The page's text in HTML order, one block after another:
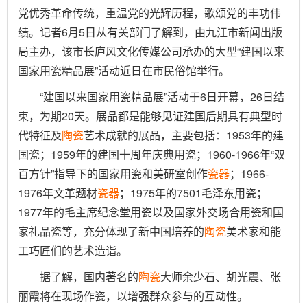
党优秀革命传统，重温党的光辉历程，歌颂党的丰功伟
绩。记者6月5日从有关部门了解到，由九江市新闻出版
局主办，该市长庐风文化传媒公司承办的大型“建国以来
国家用瓷精品展”活动近日在市民俗馆举行。
“建国以来国家用瓷精品展”活动于6日开幕，26日结
束，为期20天。展品都是能够见证建国后期具有典型时
代特征及陶瓷艺术成就的展品，主要包括：1953年的建
国瓷；1959年的建国十周年庆典用瓷；1960-1966年“双
百方针”指导下的国家用瓷和美研室创作瓷器；1966-
1976年文革题材瓷器；1975年的7501毛泽东用瓷；
1977年的毛主席纪念堂用瓷以及国家外交场合用瓷和国
家礼品瓷等，充分体现了新中国培养的陶瓷美术家和能
工巧匠们的艺术造诣。
据了解，国内著名的陶瓷大师余少石、胡光震、张
丽霞将在现场作瓷，以增强群众参与的互动性。